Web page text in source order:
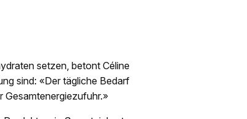
setzen, betont Céline
sind: «Der tägliche Bedarf
Gesamtenergiezufuhr.»